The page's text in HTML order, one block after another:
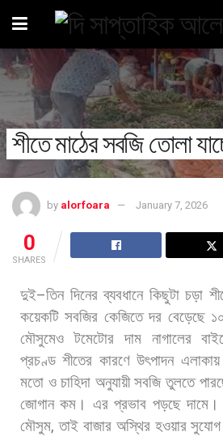
শীতে মাঠের সবজি তোলা
by alorfoara January 7, 2026
0
SHARES
দুই–তিন দিনের ব্যবধানে কিছুটা চড়া
কয়েকটি সবজির কেজিতে দর বেড়েছে ১০
মৌসুমেও
টমেটোর দাম নাগালের
প্রচণ্ড শীতের কারণে উৎপাদন এলাকায়
মতো ও চাহিদা অনুযায়ী সবজি তুলতে
জোগান কম। এর প্রভাব পড়ছে দামে।
মৌসুম,তাই বাজার অস্থির হওয়ার সুযোগ